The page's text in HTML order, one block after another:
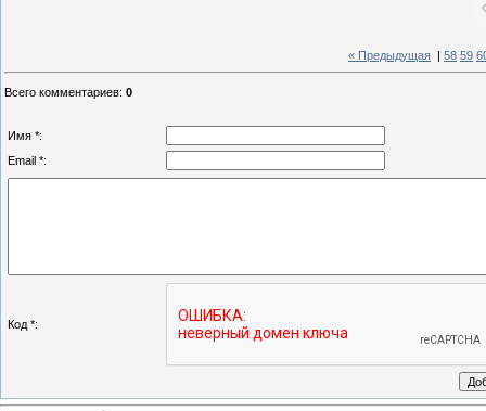
« Предыдущая 58 59
Всего комментариев: 0
Имя *:
Email *:
Код *: